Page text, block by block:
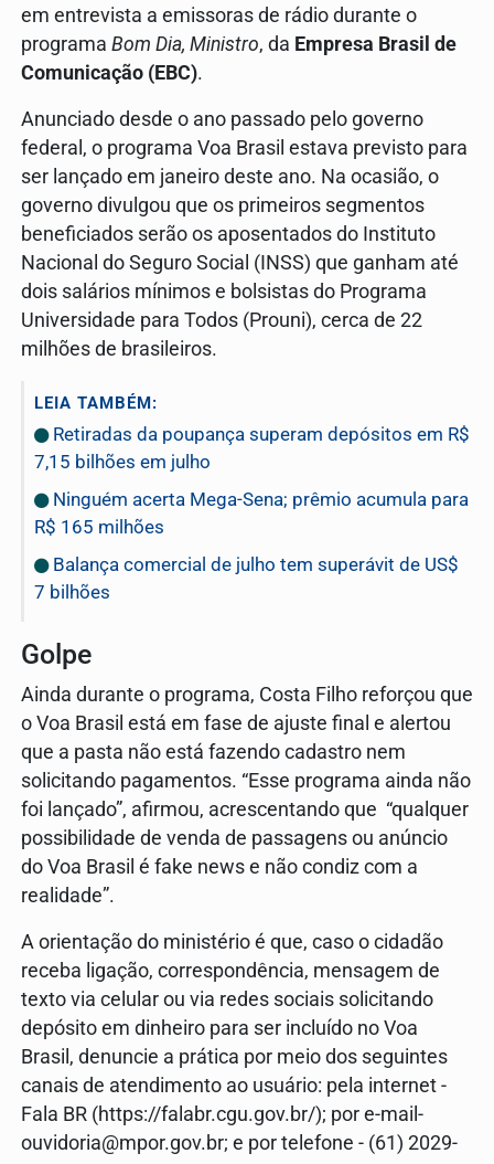
em entrevista a emissoras de rádio durante o
programa Bom Dia, Ministro, da Empresa Brasil de
Comunicação (EBC).
Anunciado desde o ano passado pelo governo
federal, o programa Voa Brasil estava previsto para
ser lançado em janeiro deste ano. Na ocasião, o
governo divulgou que os primeiros segmentos
beneficiados serão os aposentados do Instituto
Nacional do Seguro Social (INSS) que ganham até
dois salários mínimos e bolsistas do Programa
Universidade para Todos (Prouni), cerca de 22
milhões de brasileiros.
LEIA TAMBÉM:
Retiradas da poupança superam depósitos em R$
7,15 bilhões em julho
Ninguém acerta Mega-Sena; prêmio acumula para
R$ 165 milhões
Balança comercial de julho tem superávit de US$
7 bilhões
Golpe
Ainda durante o programa, Costa Filho reforçou que
o Voa Brasil está em fase de ajuste final e alertou
que a pasta não está fazendo cadastro nem
solicitando pagamentos. “Esse programa ainda não
foi lançado”, afirmou, acrescentando que “qualquer
possibilidade de venda de passagens ou anúncio
do Voa Brasil é fake news e não condiz com a
realidade”.
A orientação do ministério é que, caso o cidadão
receba ligação, correspondência, mensagem de
texto via celular ou via redes sociais solicitando
depósito em dinheiro para ser incluído no Voa
Brasil, denuncie a prática por meio dos seguintes
canais de atendimento ao usuário: pela internet -
Fala BR (https://falabr.cgu.gov.br/); por e-mail-
ouvidoria@mpor.gov.br; e por telefone - (61) 2029-